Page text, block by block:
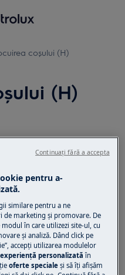
coșului (H)
(H)
de la priză.
aparatele,
să le mutați
siguranță și
sau reparația
pentru a-
similare pentru a ne
de marketing și promovare. De
în care utilizezi site-ul, cu
și analiză. Dând click pe
accepţi utilizarea modulelor
experienţă personalizată în
oferte speciale și să îţi afișăm
Continuați fără a accepta